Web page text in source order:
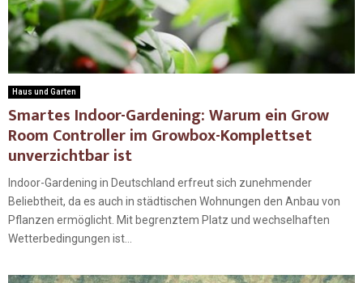
Haus und Garten
Smartes Indoor-Gardening: Warum ein Grow
Room Controller im Growbox-Komplettset
unverzichtbar ist
Indoor-Gardening in Deutschland erfreut sich zunehmender
Beliebtheit, da es auch in städtischen Wohnungen den Anbau von
Pflanzen ermöglicht. Mit begrenztem Platz und wechselhaften
Wetterbedingungen ist...